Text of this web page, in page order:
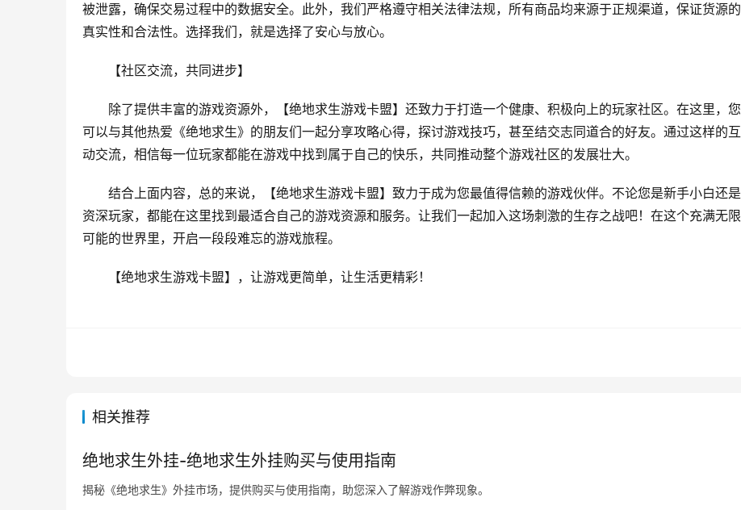
被泄露，确保交易过程中的数据安全。此外，我们严格遵守相关法律法规，所有商品均来源于正规渠道，保证货源的
真实性和合法性。选择我们，就是选择了安心与放心。
【社区交流，共同进步】
除了提供丰富的游戏资源外，【绝地求生游戏卡盟】还致力于打造一个健康、积极向上的玩家社区。在这里，您
可以与其他热爱《绝地求生》的朋友们一起分享攻略心得，探讨游戏技巧，甚至结交志同道合的好友。通过这样的互
动交流，相信每一位玩家都能在游戏中找到属于自己的快乐，共同推动整个游戏社区的发展壮大。
结合上面内容，总的来说，【绝地求生游戏卡盟】致力于成为您最值得信赖的游戏伙伴。不论您是新手小白还是
资深玩家，都能在这里找到最适合自己的游戏资源和服务。让我们一起加入这场刺激的生存之战吧！在这个充满无限
可能的世界里，开启一段段难忘的游戏旅程。
【绝地求生游戏卡盟】，让游戏更简单，让生活更精彩！
相关推荐
绝地求生外挂-绝地求生外挂购买与使用指南
揭秘《绝地求生》外挂市场，提供购买与使用指南，助您深入了解游戏作弊现象。